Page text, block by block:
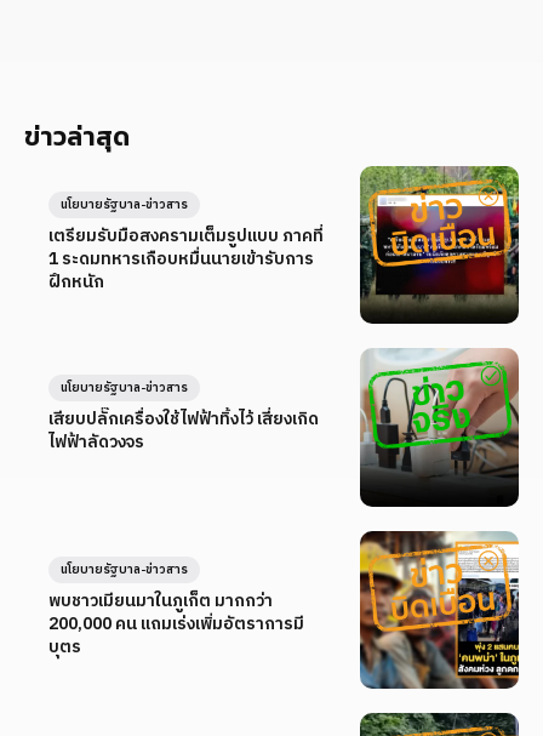
ข่าวล่าสุด
เตรียมรับมือสงครามเต็มรูปแบบ ภาคที่
1 ระดมทหารเกือบหมื่นนายเข้ารับการ
ฝึกหนัก
นโยบายรัฐบาล-ข่าวสาร
เสียบปลั๊กเครื่องใช้ไฟฟ้าทิ้งไว้ เสี่ยงเกิด
ไฟฟ้าลัดวงจร
นโยบายรัฐบาล-ข่าวสาร
พบชาวเมียนมาในภูเก็ต มากกว่า
200,000 คน แถมเร่งเพิ่มอัตราการมี
บุตร
นโยบายรัฐบาล-ข่าวสาร